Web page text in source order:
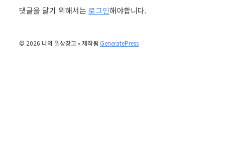
댓글을 달기 위해서는 로그인해야합니다.
© 2026 나의 일상창고 • 제작됨 GeneratePress